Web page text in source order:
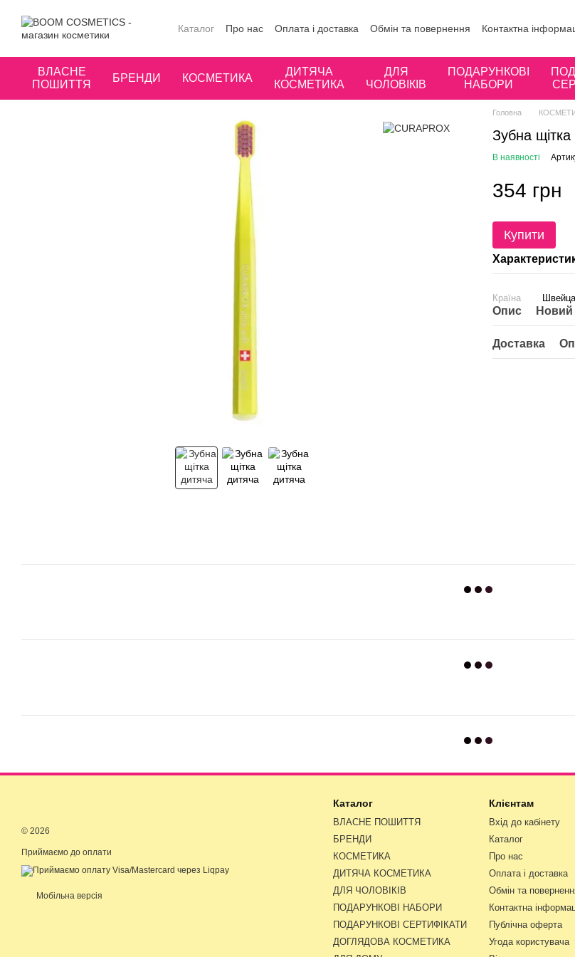
Каталог
Про нас Оплата і доставка Обмін та повернення
Контактна
ВЛАСНЕ
ПОШИТТЯ
БРЕНДИ КОСМЕТИКА
ДИТЯЧА
КОСМЕТИКА
ДЛЯ
ЧОЛОВІКІВ
ПОДАРУНКОВІ
НАБОРИ
Головна
Зубна
В наявності
354 грн
Купити
Країна
Опис Новий
Доставка
© 2026
Приймаємо до оплати
Мобільна версія
Каталог
ВЛАСНЕ ПОШИТТЯ
БРЕНДИ
КОСМЕТИКА
ДИТЯЧА КОСМЕТИКА
ДЛЯ ЧОЛОВІКІВ
ПОДАРУНКОВІ НАБОРИ
ПОДАРУНКОВІ СЕРТИФІКАТИ
ДОГЛЯДОВА КОСМЕТИКА
Клієнтам
Вхід до кабінету
Каталог
Про нас
Оплата і доставка
Обмін та
Контактна
Публічна оферта
Угода користувача